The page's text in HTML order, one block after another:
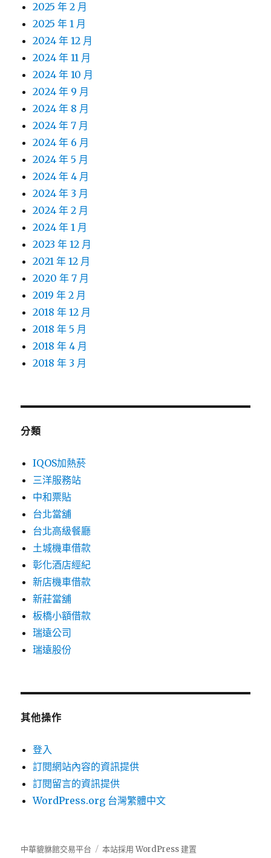
2025 年 2 月
2025 年 1 月
2024 年 12 月
2024 年 11 月
2024 年 10 月
2024 年 9 月
2024 年 8 月
2024 年 7 月
2024 年 6 月
2024 年 5 月
2024 年 4 月
2024 年 3 月
2024 年 2 月
2024 年 1 月
2023 年 12 月
2021 年 12 月
2020 年 7 月
2019 年 2 月
2018 年 12 月
2018 年 5 月
2018 年 4 月
2018 年 3 月
分類
IQOS加熱菸
三洋服務站
中和票貼
台北當舖
台北高級餐廳
土城機車借款
彰化酒店經紀
新店機車借款
新莊當舖
板橋小額借款
瑞遠公司
瑞遠股份
其他操作
登入
訂閱網站內容的資訊提供
訂閱留言的資訊提供
WordPress.org 台灣繁體中文
中華貔貅館交易平台 本站採用 WordPress 建置